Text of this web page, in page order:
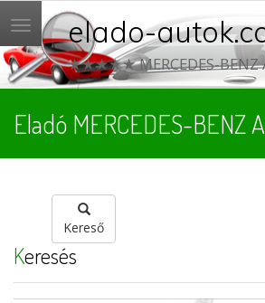
Menü elado-
★★★★★ MERCEDES-BENZ
Eladó MERCEDES-BENZ
Kereső
Keresés